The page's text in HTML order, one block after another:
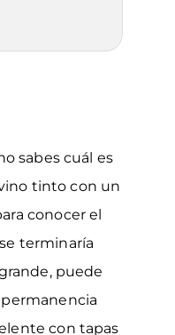
sabes cuál es
tinto con un
conocer el
terminaría
puede
con tapas